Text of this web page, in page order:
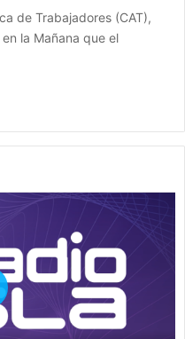
de Trabajadores (CAT),
la Mañana que el